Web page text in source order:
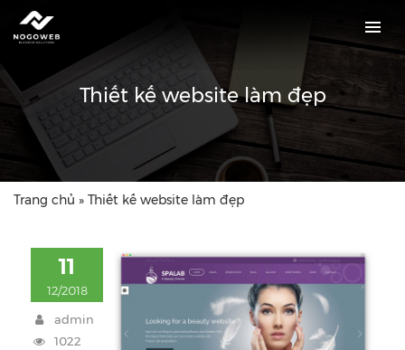
Thiết kế website làm đẹp
Trang chủ » Thiết kế website làm đẹp
11
12/2018
admin
1022